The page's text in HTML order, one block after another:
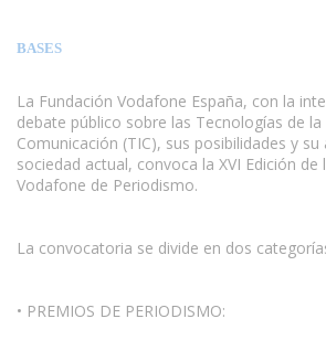
BASES
La Fundación Vodafone España, con la
debate público sobre las Tecnologías de
Comunicación (TIC), sus posibilidades y
sociedad actual, convoca la XVI Edición de
Vodafone de Periodismo.
La convocatoria se divide en dos
• PREMIOS DE PERIODISMO: